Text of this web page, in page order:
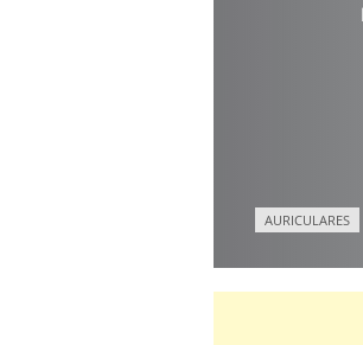
AURICULARES